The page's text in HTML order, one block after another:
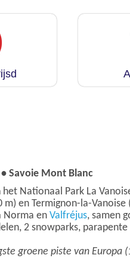
Savoie Mont Blanc
Nationaal Park La
m) en Termignon-la-
Norma en Valfréjus, samen
2 snowparks,
groene piste van Europa